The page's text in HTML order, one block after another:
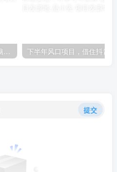
半无人美女直播，第三视角脑洞小游戏，每天收益300+-品小先项目发源地
提交